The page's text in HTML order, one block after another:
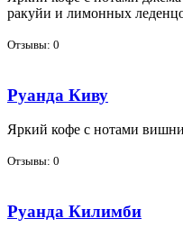
ра­куйи и ли­мон­ных
Отзывы: 0
Руанда Киву
Яр­кий ко­фе с но­та­ми
Отзывы: 0
Руанда Килимби